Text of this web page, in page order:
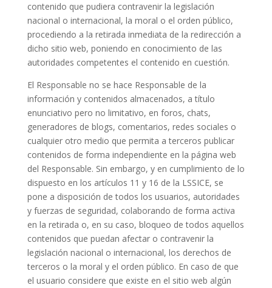
contenido que pudiera contravenir la legislación
nacional o internacional, la moral o el orden público,
procediendo a la retirada inmediata de la redirección a
dicho sitio web, poniendo en conocimiento de las
autoridades competentes el contenido en cuestión.
El Responsable no se hace Responsable de la
información y contenidos almacenados, a título
enunciativo pero no limitativo, en foros, chats,
generadores de blogs, comentarios, redes sociales o
cualquier otro medio que permita a terceros publicar
contenidos de forma independiente en la página web
del Responsable. Sin embargo, y en cumplimiento de lo
dispuesto en los artículos 11 y 16 de la LSSICE, se
pone a disposición de todos los usuarios, autoridades
y fuerzas de seguridad, colaborando de forma activa
en la retirada o, en su caso, bloqueo de todos aquellos
contenidos que puedan afectar o contravenir la
legislación nacional o internacional, los derechos de
terceros o la moral y el orden público. En caso de que
el usuario considere que existe en el sitio web algún